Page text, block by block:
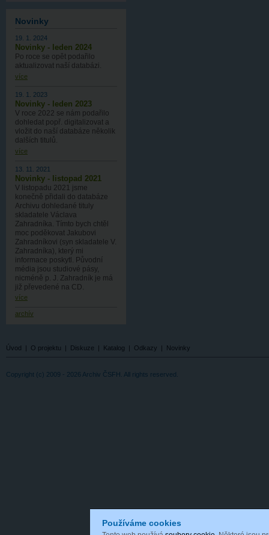
Novinky
19. 1. 2024
Novinky - leden 2024
Po roce se opět podařilo
aktualizovat naší databázi.
více
19. 1. 2023
Novinky - leden 2023
V roce 2022 se nám podařilo
dohledat popř. digitalizovat a
vložit do naší databáze několik
dalších titulů.
více
13. 11. 2021
Novinky - listopad 2021
V listopadu 2021 jsme
konečně přidali do databáze
Archivu dohledané tituly
skladatele Václava
Zahradníka. Tímto bych chtěl
moc poděkovat Jakubovi
Zahradníkovi (syn skladatele V.
Zahradníka), který mi
informace poskytl. Původní
média jsou studiové pásy,
nicméně p. J. Zahradník je má
již převedené na CD.
více
archív
Úvod O projektu Diskuze Katalog Odkazy Novinky
Copyright (c) 2009 - 2026 Archiv ČSFH. All rights reserved.
Používáme cookies